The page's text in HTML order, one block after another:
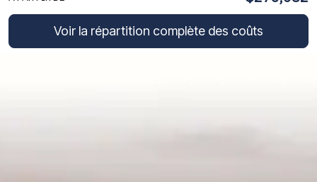
Voir la répartition complète des coûts